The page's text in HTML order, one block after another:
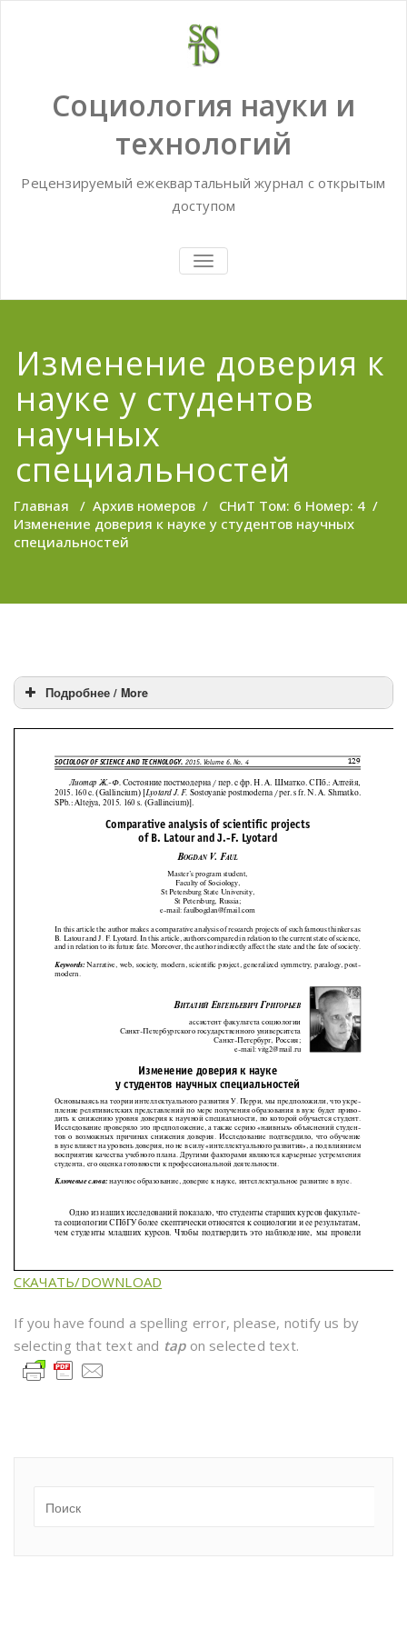
Социология науки и
технологий
Рецензируемый ежеквартальный журнал с открытым
доступом
TOGGLE
NAVIGATION
Изменение доверия к
науке у студентов
научных
специальностей
Главная / Архив номеров / СНиТ Том: 6 Номер: 4 /
Изменение доверия к науке у студентов научных
специальностей
Подробнее / More
СКАЧАТЬ/DOWNLOAD
If you have found a spelling error, please, notify us by
selecting that text and tapon selected text.